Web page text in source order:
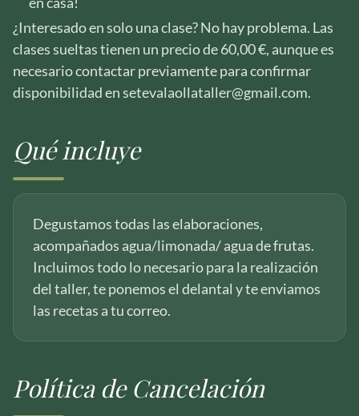
¿Interesado en solo una clase? No hay problema. Las
clases sueltas tienen un precio de 60,00 €, aunque es
necesario contactar previamente para confirmar
disponibilidad en setevalaollataller@gmail.com.
Qué incluye
Degustamos todas las elaboraciones,
acompañados agua/limonada/ agua de frutas.
Incluimos todo lo necesario para la realización
del taller, te ponemos el delantal y te enviamos
las recetas a tu correo.
Política de Cancelación